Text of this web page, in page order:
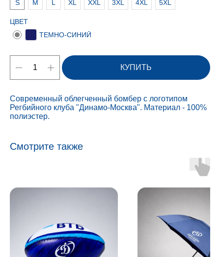
S
M L XL XXL 3XL 4XL 5XL
ЦВЕТ
ТЕМНО-СИНИЙ
КУПИТЬ
Современный облегченный бомбер с логотипом
Регбийного клуба "Динамо-Москва". Материал - 100%
полиэстер.
Смотрите также